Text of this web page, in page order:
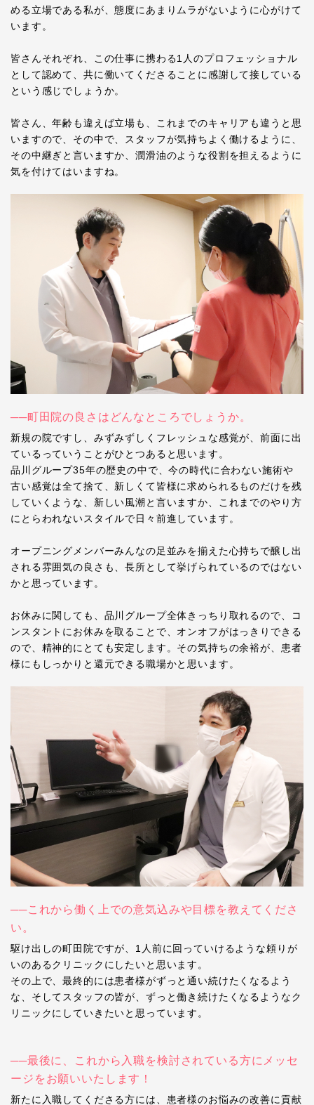
める立場である私が、態度にあまりムラがないように心がけて
います。
皆さんそれぞれ、この仕事に携わる1人のプロフェッショナル
として認めて、共に働いてくださることに感謝して接している
という感じでしょうか。
皆さん、年齢も違えば立場も、これまでのキャリアも違うと思
いますので、その中で、スタッフが気持ちよく働けるように、
その中継ぎと言いますか、潤滑油のような役割を担えるように
気を付けてはいますね。
──町田院の良さはどんなところでしょうか。
新規の院ですし、みずみずしくフレッシュな感覚が、前面に出
ているっていうことがひとつあると思います。
品川グループ35年の歴史の中で、今の時代に合わない施術や
古い感覚は全て捨て、新しくて皆様に求められるものだけを残
していくような、新しい風潮と言いますか、これまでのやり方
にとらわれないスタイルで日々前進しています。
オープニングメンバーみんなの足並みを揃えた心持ちで醸し出
される雰囲気の良さも、長所として挙げられているのではない
かと思っています。
お休みに関しても、品川グループ全体きっちり取れるので、コ
ンスタントにお休みを取ることで、オンオフがはっきりできる
ので、精神的にとても安定します。その気持ちの余裕が、患者
様にもしっかりと還元できる職場かと思います。
──これから働く上での意気込みや目標を教えてくださ
い。
駆け出しの町田院ですが、1人前に回っていけるような頼りが
いのあるクリニックにしたいと思います。
その上で、最終的には患者様がずっと通い続けたくなるよう
な、そしてスタッフの皆が、ずっと働き続けたくなるようなク
リニックにしていきたいと思っています。
──最後に、これから入職を検討されている方にメッセ
ージをお願いいたします！
新たに入職してくださる方には、患者様のお悩みの改善に貢献